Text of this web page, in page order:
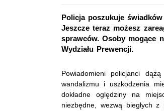
Policja poszukuje
Jeszcze teraz możesz
sprawców. Osoby mogące
Wydziału Prewencji.
Powiadomieni policjanci
wandalizmu i uszkodzenia
dokładne oględziny na
niezbędne, wezwą biegłych